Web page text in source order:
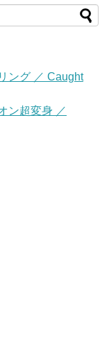
ング ／ Caught
ン超変身 ／